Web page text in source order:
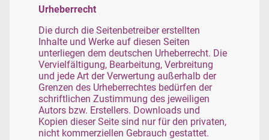
Urheberrecht
Die durch die Seitenbetreiber erstellten
Inhalte und Werke auf diesen Seiten
unterliegen dem deutschen Urheberrecht. Die
Vervielfältigung, Bearbeitung, Verbreitung
und jede Art der Verwertung außerhalb der
Grenzen des Urheberrechtes bedürfen der
schriftlichen Zustimmung des jeweiligen
Autors bzw. Erstellers. Downloads und
Kopien dieser Seite sind nur für den privaten,
nicht kommerziellen Gebrauch gestattet.